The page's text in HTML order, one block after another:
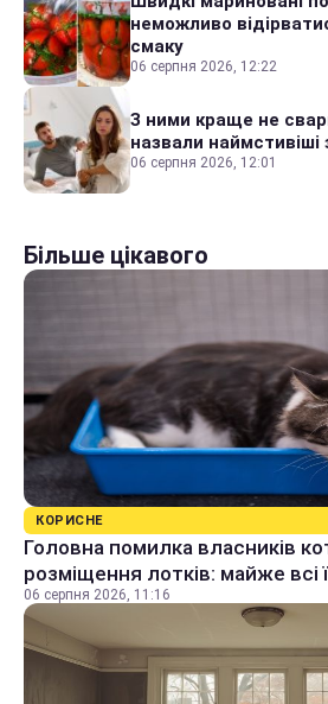
неможливо
смаку
06 серпня 2026, 12:22
З ними краще не
назвали наймстивіші
06 серпня 2026, 12:01
Більше цікавого
КОРИСНЕ
Головна помилка власників
розміщення лотків: майже всі
06 серпня 2026, 11:16